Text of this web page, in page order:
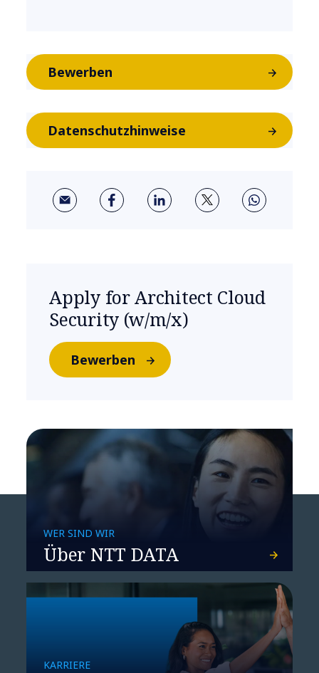
Bewerben
Datenschutzhinweise
Apply for Architect Cloud
Security (w/m/x)
Bewerben
WER SIND WIR
Über NTT DATA
KARRIERE